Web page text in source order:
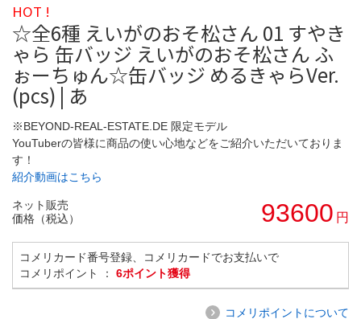
HOT !
☆全6種 えいがのおそ松さん 01 すやき
ゃら 缶バッジ えいがのおそ松さん ふ
ぉーちゅん☆缶バッジ めるきゃらVer.
(pcs) | あ
※BEYOND-REAL-ESTATE.DE 限定モデル
YouTuberの皆様に商品の使い心地などをご紹介いただいておりま
す！
紹介動画はこちら
ネット販売
価格（税込）
93600 円
コメリカード番号登録、コメリカードでお支払いで
コメリポイント ： 6ポイント獲得
コメリポイントについて